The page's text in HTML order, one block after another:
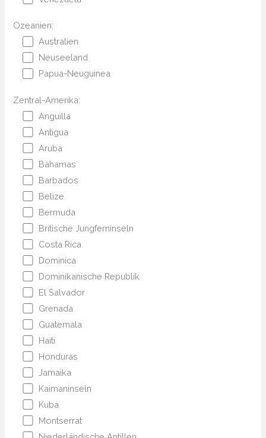
Ozeanien:
Australien
Neuseeland
Papua-Neuguinea
Zentral-Amerika:
Anguilla
Antigua
Aruba
Bahamas
Barbados
Belize
Bermuda
Britische Jungferninseln
Costa Rica
Dominica
Dominikanische Republik
El Salvador
Grenada
Guatemala
Haiti
Honduras
Jamaika
Kaimaninseln
Kuba
Montserrat